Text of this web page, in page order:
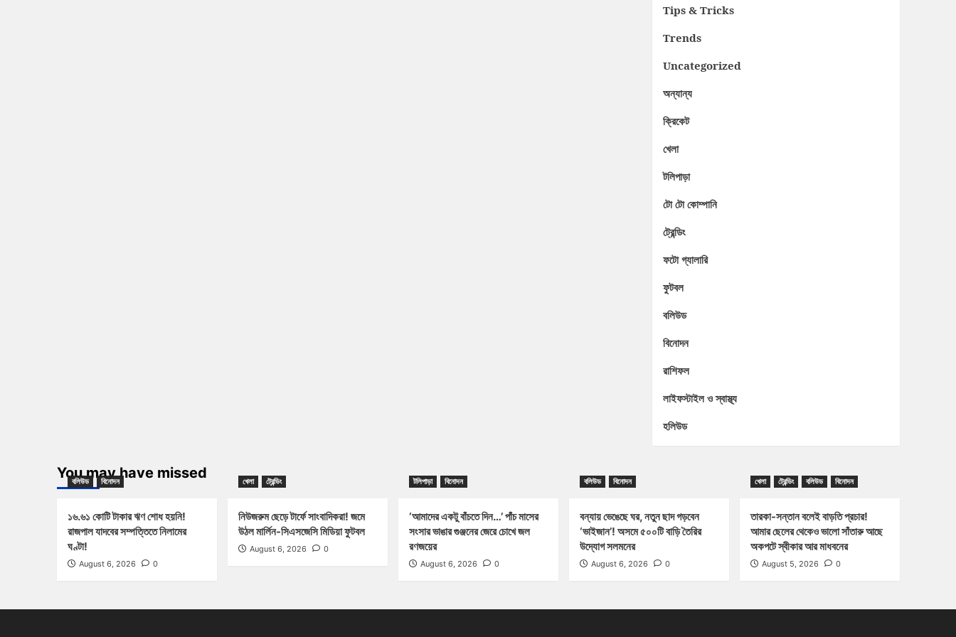
Tips & Tricks
Trends
Uncategorized
অন্যান্য
ক্রিকেট
খেলা
টলিপাড়া
টো টো কোম্পানি
ট্রেন্ডিং
ফটো গ্যালারি
ফুটবল
বলিউড
বিনোদন
রাশিফল
লাইফস্টাইল ও স্বাস্থ্য
হলিউড
You may have missed
বলিউড বিনোদন
১৬.৬১ কোটি টাকার ঋণ শোধ হয়নি!
রাজপাল যাদবের সম্পত্তিতে নিলামের
ঘণ্টা!
August 6, 2026 0
খেলা ট্রেন্ডিং
নিউজরুম ছেড়ে টার্ফে সাংবাদিকরা! জমে
উঠল মার্লিন-সিএসজেসি মিডিয়া ফুটবল
August 6, 2026 0
টলিপাড়া বিনোদন
‘আমাদের একটু বাঁচতে দিন…’ পাঁচ মাসের
সংসার ভাঙার গুঞ্জনের জেরে চোখে জল
রণজয়ের
August 6, 2026 0
বলিউড বিনোদন
বন্যায় ভেঙেছে ঘর, নতুন ছাদ গড়বেন
‘ভাইজান’! অসমে ৫০০টি বাড়ি তৈরির
উদ্যোগ সলমনের
August 6, 2026 0
খেলা ট্রেন্ডিং বলিউড বিনোদন
তারকা-সন্তান বলেই বাড়তি প্রচার!
আমার ছেলের থেকেও ভালো সাঁতারু আছে
অকপটে স্বীকার আর মাধবনের
August 5, 2026 0